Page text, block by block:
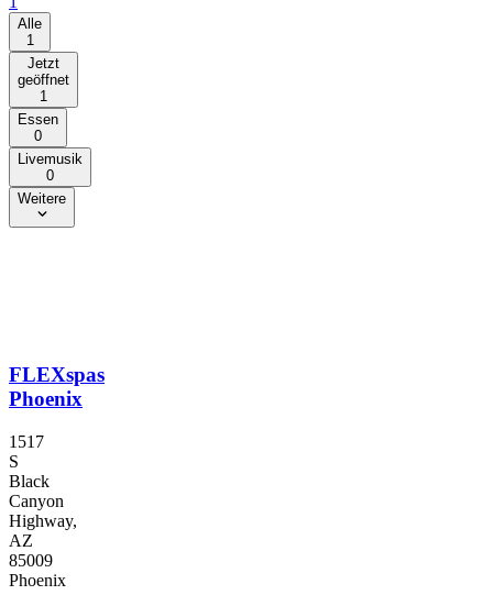
Alle
1
Jetzt
geöffnet
1
Essen
0
Livemusik
0
Weitere
FLEXspas
Phoenix
1517
S
Black
Canyon
Highway,
AZ
85009
Phoenix